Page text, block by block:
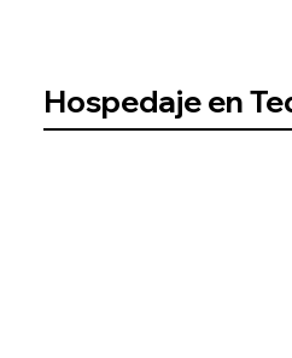
Hospedaje en